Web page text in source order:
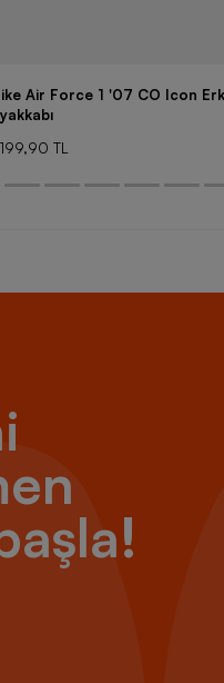
Air Force 1 '07 CO Icon
TL